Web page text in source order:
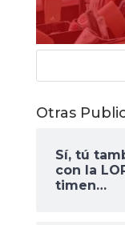
Otras
Sí, tú
con la
timen…